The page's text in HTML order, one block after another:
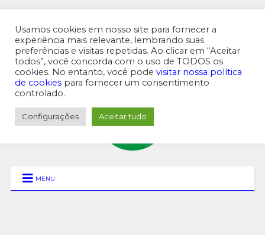
MENU SUPERIOR
MENU
Usamos cookies em nosso site para fornecer a
experiência mais relevante, lembrando suas
preferências e visitas repetidas. Ao clicar em “Aceitar
todos”, você concorda com o uso de TODOS os
cookies. No entanto, você pode visitar nossa política
de cookies para fornecer um consentimento
controlado.
Configurações Aceitar tudo